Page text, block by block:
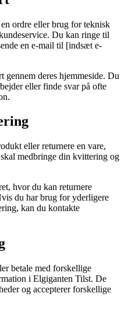
ordre eller brug for teknisk
Du kan ringe til
en e-mail til [indsæt e-
gennem deres hjemmeside. Du
eller finde svar på ofte
eller returnere en vare,
medbringe din kvittering og
hvor du kan returnere
du har brug for yderligere
kan du kontakte
betale med forskellige
i Elgiganten Tilst. De
og accepterer forskellige